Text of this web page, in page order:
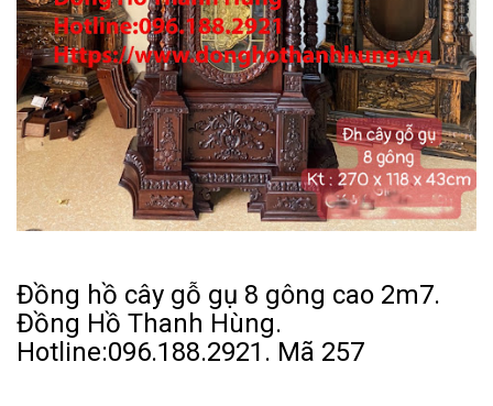
Đồng hồ cây gỗ gụ 8 gông cao 2m7.
Đồng Hồ Thanh Hùng.
Hotline:096.188.2921. Mã 257